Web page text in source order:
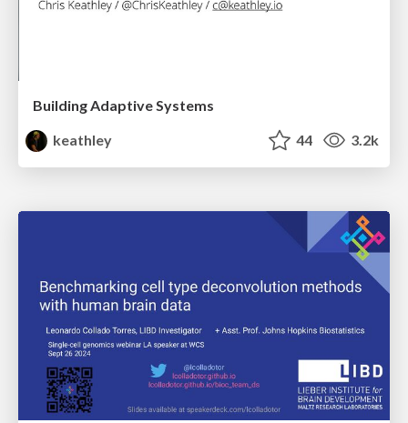
Building Adaptive Systems
keathley
44 3.2k